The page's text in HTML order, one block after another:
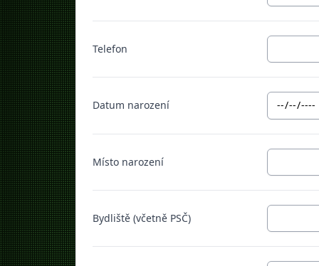
Telefon
Datum narození
Místo narození
Bydliště (včetně PSČ)